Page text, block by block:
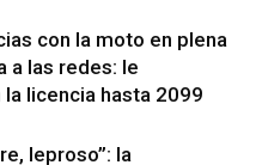
con la moto en plena
a las redes: le
licencia hasta 2099
leproso”: la